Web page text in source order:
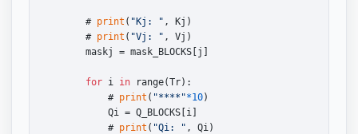
        #
print ( "Kj: " , Kj)
        #
print ( "Vj: " , Vj)
        maskj = mask_BLOCKS[j]
for i in range(Tr):
            #
print ( "****"*10)
            Qi = Q_BLOCKS[i]
            #
print ( "Qi: " , Qi)